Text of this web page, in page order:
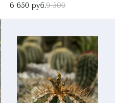
6 650 руб.9 500